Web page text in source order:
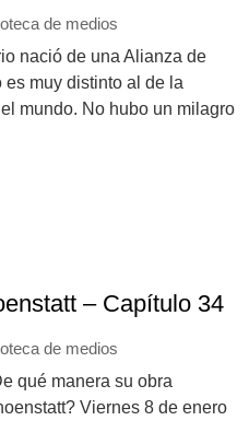
de medios
nació de una Alianza de
muy distinto al de la
mundo. No hubo un milagro
– Capítulo 34
de medios
qué manera su obra
Viernes 8 de enero